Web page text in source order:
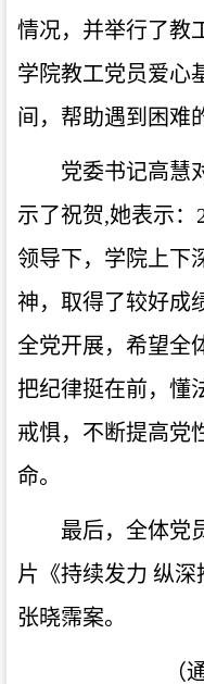
情况，并举行了教
学院教工党员爱心
间，帮助遇到困难
党委书记高慧
示了祝贺,她表示：
领导下，学院上下
神，取得了较好成
全党开展，希望全
把纪律挺在前，懂
戒惧，不断提高党
命。
最后，全体党
片《持续发力 纵
张晓霈案。
（